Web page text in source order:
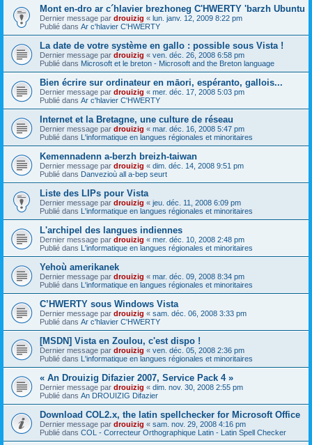
Mont en-dro ar c´hlavier brezhoneg C'HWERTY 'barzh Ubuntu
Dernier message par drouizig « lun. janv. 12, 2009 8:22 pm
Publié dans Ar c'hlavier C'HWERTY
La date de votre système en gallo : possible sous Vista !
Dernier message par drouizig « ven. déc. 26, 2008 6:58 pm
Publié dans Microsoft et le breton - Microsoft and the Breton language
Bien écrire sur ordinateur en māori, espéranto, gallois...
Dernier message par drouizig « mer. déc. 17, 2008 5:03 pm
Publié dans Ar c'hlavier C'HWERTY
Internet et la Bretagne, une culture de réseau
Dernier message par drouizig « mar. déc. 16, 2008 5:47 pm
Publié dans L'informatique en langues régionales et minoritaires
Kemennadenn a-berzh breizh-taiwan
Dernier message par drouizig « dim. déc. 14, 2008 9:51 pm
Publié dans Danvezioù all a-bep seurt
Liste des LIPs pour Vista
Dernier message par drouizig « jeu. déc. 11, 2008 6:09 pm
Publié dans L'informatique en langues régionales et minoritaires
L'archipel des langues indiennes
Dernier message par drouizig « mer. déc. 10, 2008 2:48 pm
Publié dans L'informatique en langues régionales et minoritaires
Yehoù amerikanek
Dernier message par drouizig « mar. déc. 09, 2008 8:34 pm
Publié dans L'informatique en langues régionales et minoritaires
C’HWERTY sous Windows Vista
Dernier message par drouizig « sam. déc. 06, 2008 3:33 pm
Publié dans Ar c'hlavier C'HWERTY
[MSDN] Vista en Zoulou, c'est dispo !
Dernier message par drouizig « ven. déc. 05, 2008 2:36 pm
Publié dans L'informatique en langues régionales et minoritaires
« An Drouizig Difazier 2007, Service Pack 4 »
Dernier message par drouizig « dim. nov. 30, 2008 2:55 pm
Publié dans An DROUIZIG Difazier
Download COL2.x, the latin spellchecker for Microsoft Office
Dernier message par drouizig « sam. nov. 29, 2008 4:16 pm
Publié dans COL - Correcteur Orthographique Latin - Latin Spell Checker